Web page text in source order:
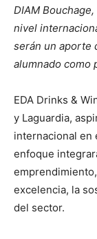
DIAM
nivel
serán un aporte
alumnado como
EDA Drinks &
y Laguardia,
internacional en
enfoque
excelencia, la
del sector.